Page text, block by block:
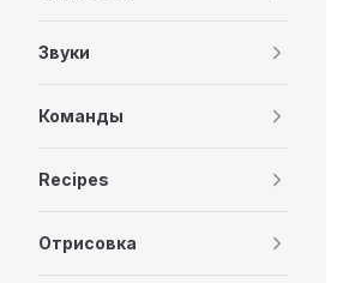
Звуки
Команды
Recipes
Отрисовка